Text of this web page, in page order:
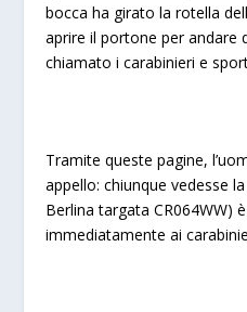
bocca ha girato la rotella
aprire il portone per andare
chiamato i carabinieri e
Tramite queste pagine,
appello: chiunque vedesse
Berlina targata CR064WW)
immediatamente ai